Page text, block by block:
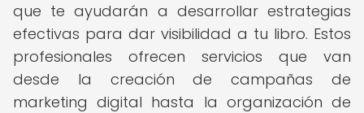
que te ayudarán a desarrollar estrategias
efectivas para dar visibilidad a tu libro. Estos
profesionales ofrecen servicios que van
desde la creación de campañas de
marketing digital hasta la organización de